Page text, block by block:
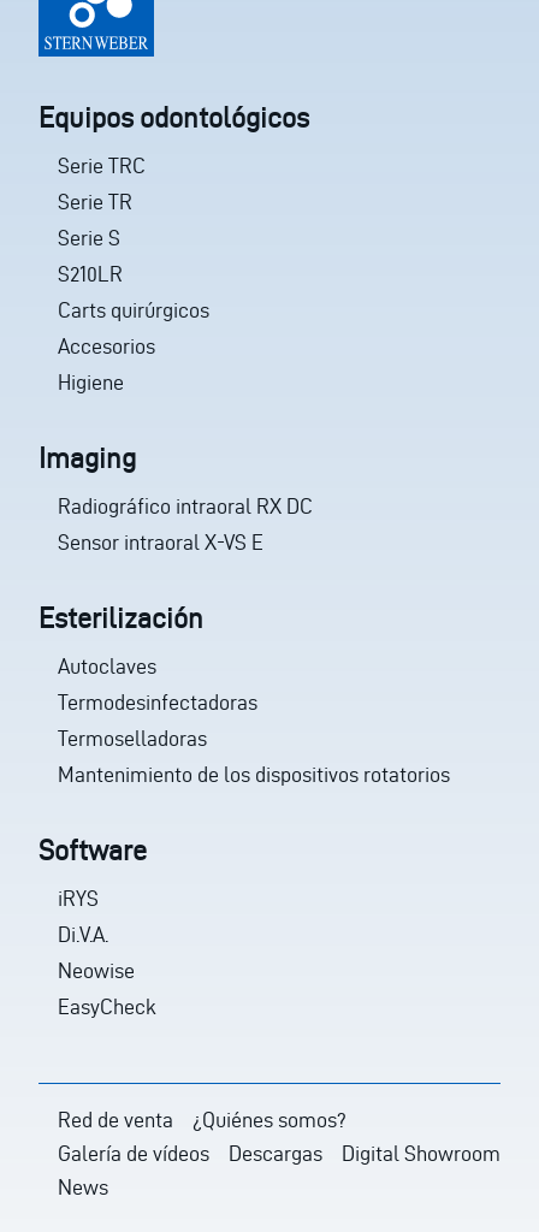
Equipos odontológicos
Serie TRC
Serie TR
Serie S
S210LR
Carts quirúrgicos
Accesorios
Higiene
Imaging
Radiográfico intraoral RX DC
Sensor intraoral X-VS E
Esterilización
Autoclaves
Termodesinfectadoras
Termoselladoras
Mantenimiento de los dispositivos rotatorios
Software
iRYS
Di.V.A.
Neowise
EasyCheck
Red de venta
¿Quiénes somos?
Galería de vídeos
Descargas
Digital Showroom
News